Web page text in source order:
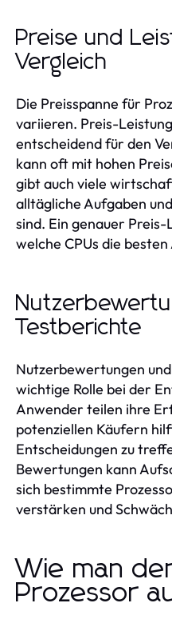
Preise und
Vergleich
Die Preisspanne für
variieren. Preis-
entscheidend für den
kann oft mit hohen
gibt auch viele
alltägliche Aufgaben
sind. Ein genauer
welche CPUs die
Testberichte
Nutzerbewertungen
wichtige Rolle bei der
Anwender teilen ihre
potenziellen Käufern
Entscheidungen zu
Bewertungen kann
sich bestimmte
verstärken und
Wie man
Prozessor